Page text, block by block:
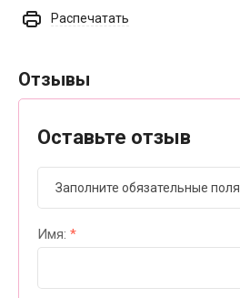
Распечатать
Отзывы
Оставьте отзыв
Заполните обязательные поля
Имя: *